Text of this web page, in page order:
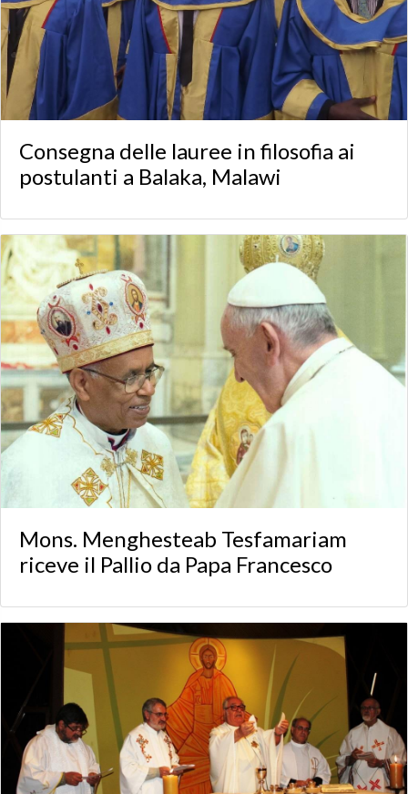
Consegna delle lauree in filosofia ai
postulanti a Balaka, Malawi
Mons. Menghesteab Tesfamariam
riceve il Pallio da Papa Francesco